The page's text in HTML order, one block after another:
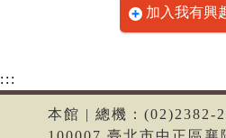
加入我有興
:::
本館 | 總機：(02)2382-